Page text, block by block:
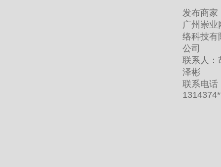
发布商家
广州崇业
络科技有
公司
联系人：
泽彬
联系电话